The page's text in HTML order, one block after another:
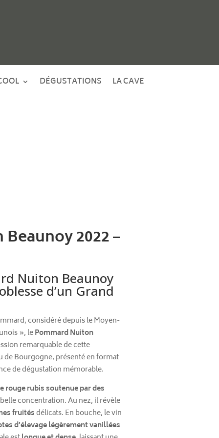
DÉGUSTATIONS
LA CAVE
2022 –
Nuiton Beaunoy
d’un Grand
considéré depuis le Moyen-
», lePommard Nuiton
remarquable de cette
de Bourgogne, présenté en format
de dégustation mémorable.
rouge rubis soutenue par des
concentration. Au nez, il révèle
fruitésdélicats. En bouche, le vin
d’élevage légèrement vanillées